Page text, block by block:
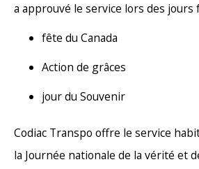
a approuvé le service lors des jours
fête du Canada
Action de grâces
jour du Souvenir
Codiac Transpo offre le service
la Journée nationale de la vérité et